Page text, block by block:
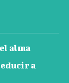
alma
a